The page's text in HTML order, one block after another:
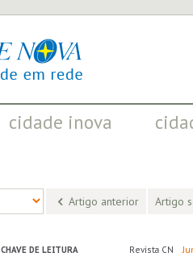
cidade inova
Artigo anterior Artigo
CHAVE DE LEITURA Revista CN